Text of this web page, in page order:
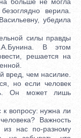
верила.
убедила
силы правды
В этом
решается на
чем насилие.
но если человек
Он может лишь
вопросу: нужна ли
Важность
из нас по-разному